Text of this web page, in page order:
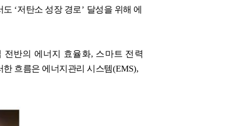
도 ‘저탄소 성장 경로’ 달성을 위해 에
전반의 에너지 효율화, 스마트 전력
한 흐름은 에너지관리 시스템(EMS),